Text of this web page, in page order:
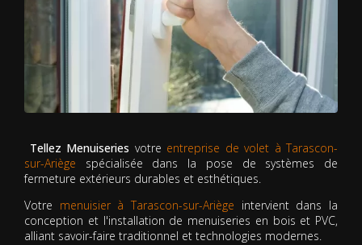
Tellez Menuiseries votre entreprise de volet à Tarascon-
sur-Ariège spécialisée dans la pose de systèmes de
fermeture extérieurs durables et esthétiques.
Votre menuisier à Tarascon-sur-Ariège intervient dans la
conception et l'installation de menuiseries en bois et PVC,
alliant savoir-faire traditionnel et technologies modernes.